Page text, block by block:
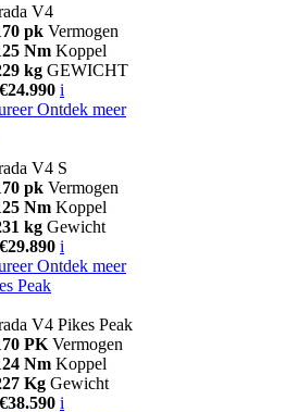
V4
pk Vermogen
Nm Koppel
kg GEWICHT
i
Ontdek meer
V4 S
pk Vermogen
Nm Koppel
kg Gewicht
i
Ontdek meer
Peak
V4 Pikes Peak
PK Vermogen
Nm Koppel
Kg Gewicht
i